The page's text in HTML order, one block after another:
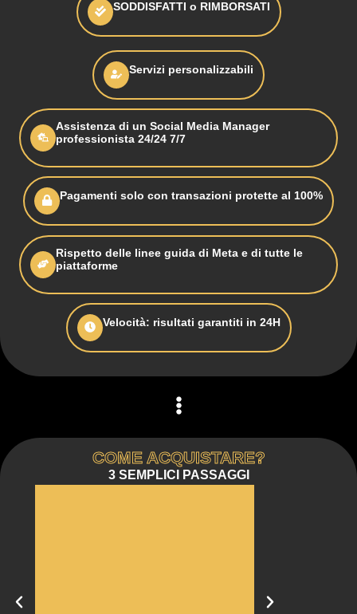
SODDISFATTI o RIMBORSATI
Servizi personalizzabili
Assistenza di un Social Media Manager
professionista 24/24 7/7
Pagamenti solo con transazioni protette al 100%
Rispetto delle linee guida di Meta e di tutte le
piattaforme
Velocità: risultati garantiti in 24H
COME ACQUISTARE?
3 SEMPLICI PASSAGGI